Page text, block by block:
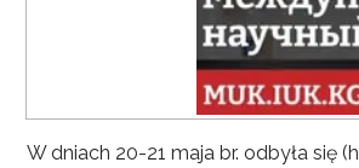
W dniach 20-21 maja br. odbyła